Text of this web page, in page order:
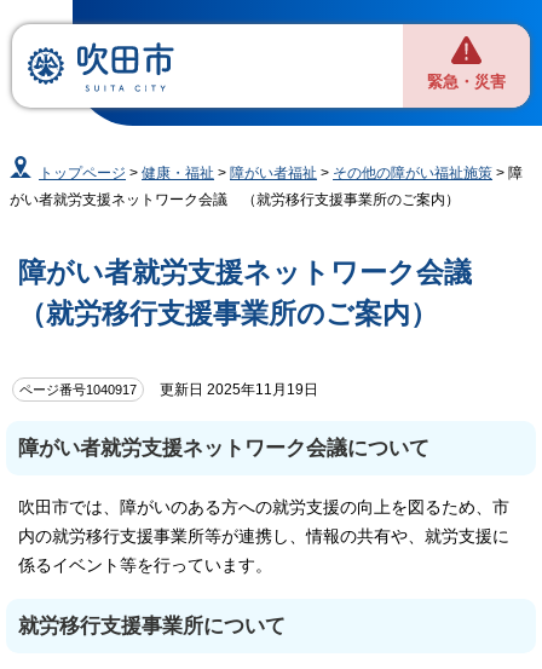
緊急・災害
トップページ >健康・福祉 > 障がい者福祉 > その他の障がい福祉施策 > 障
がい者就労支援ネットワーク会議 （就労移行支援事業所のご案内）
障がい者就労支援ネットワーク会議
（就労移行支援事業所のご案内）
ページ番号1040917 更新日 2025年11月19日
障がい者就労支援ネットワーク会議について
吹田市では、障がいのある方への就労支援の向上を図るため、市
内の就労移行支援事業所等が連携し、情報の共有や、就労支援に
係るイベント等を行っています。
就労移行支援事業所について